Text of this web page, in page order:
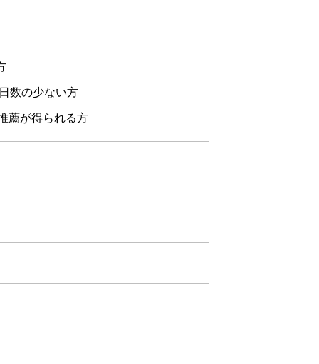
数の少ない方
薦が得られる方